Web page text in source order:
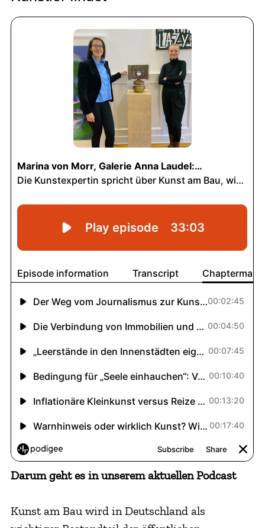
Darum geht es in unserem aktuellen Podcast
Kunst am Bau wird in Deutschland als